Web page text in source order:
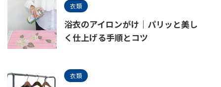
衣類
浴衣のアイロンがけ｜パリッと美し
く仕上げる手順とコツ
衣類